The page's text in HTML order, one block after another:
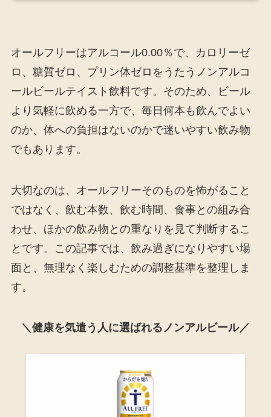
オールフリーはアルコール0.00％で、カロリーゼ
ロ、糖質ゼロ、プリン体ゼロをうたうノンアルコ
ールビールテイスト飲料です。そのため、ビール
より気軽に飲める一方で、毎日何本も飲んでよい
のか、体への負担はないのかで迷いやすい飲み物
でもあります。
大切なのは、オールフリーそのものを怖がること
ではなく、飲む本数、飲む時間、食事との組み合
わせ、ほかの飲み物との重なりを見て判断するこ
とです。この記事では、飲み過ぎになりやすい場
面と、無理なく楽しむための調整基準を整理しま
す。
＼健康を気遣う人に選ばれるノンアルビール／